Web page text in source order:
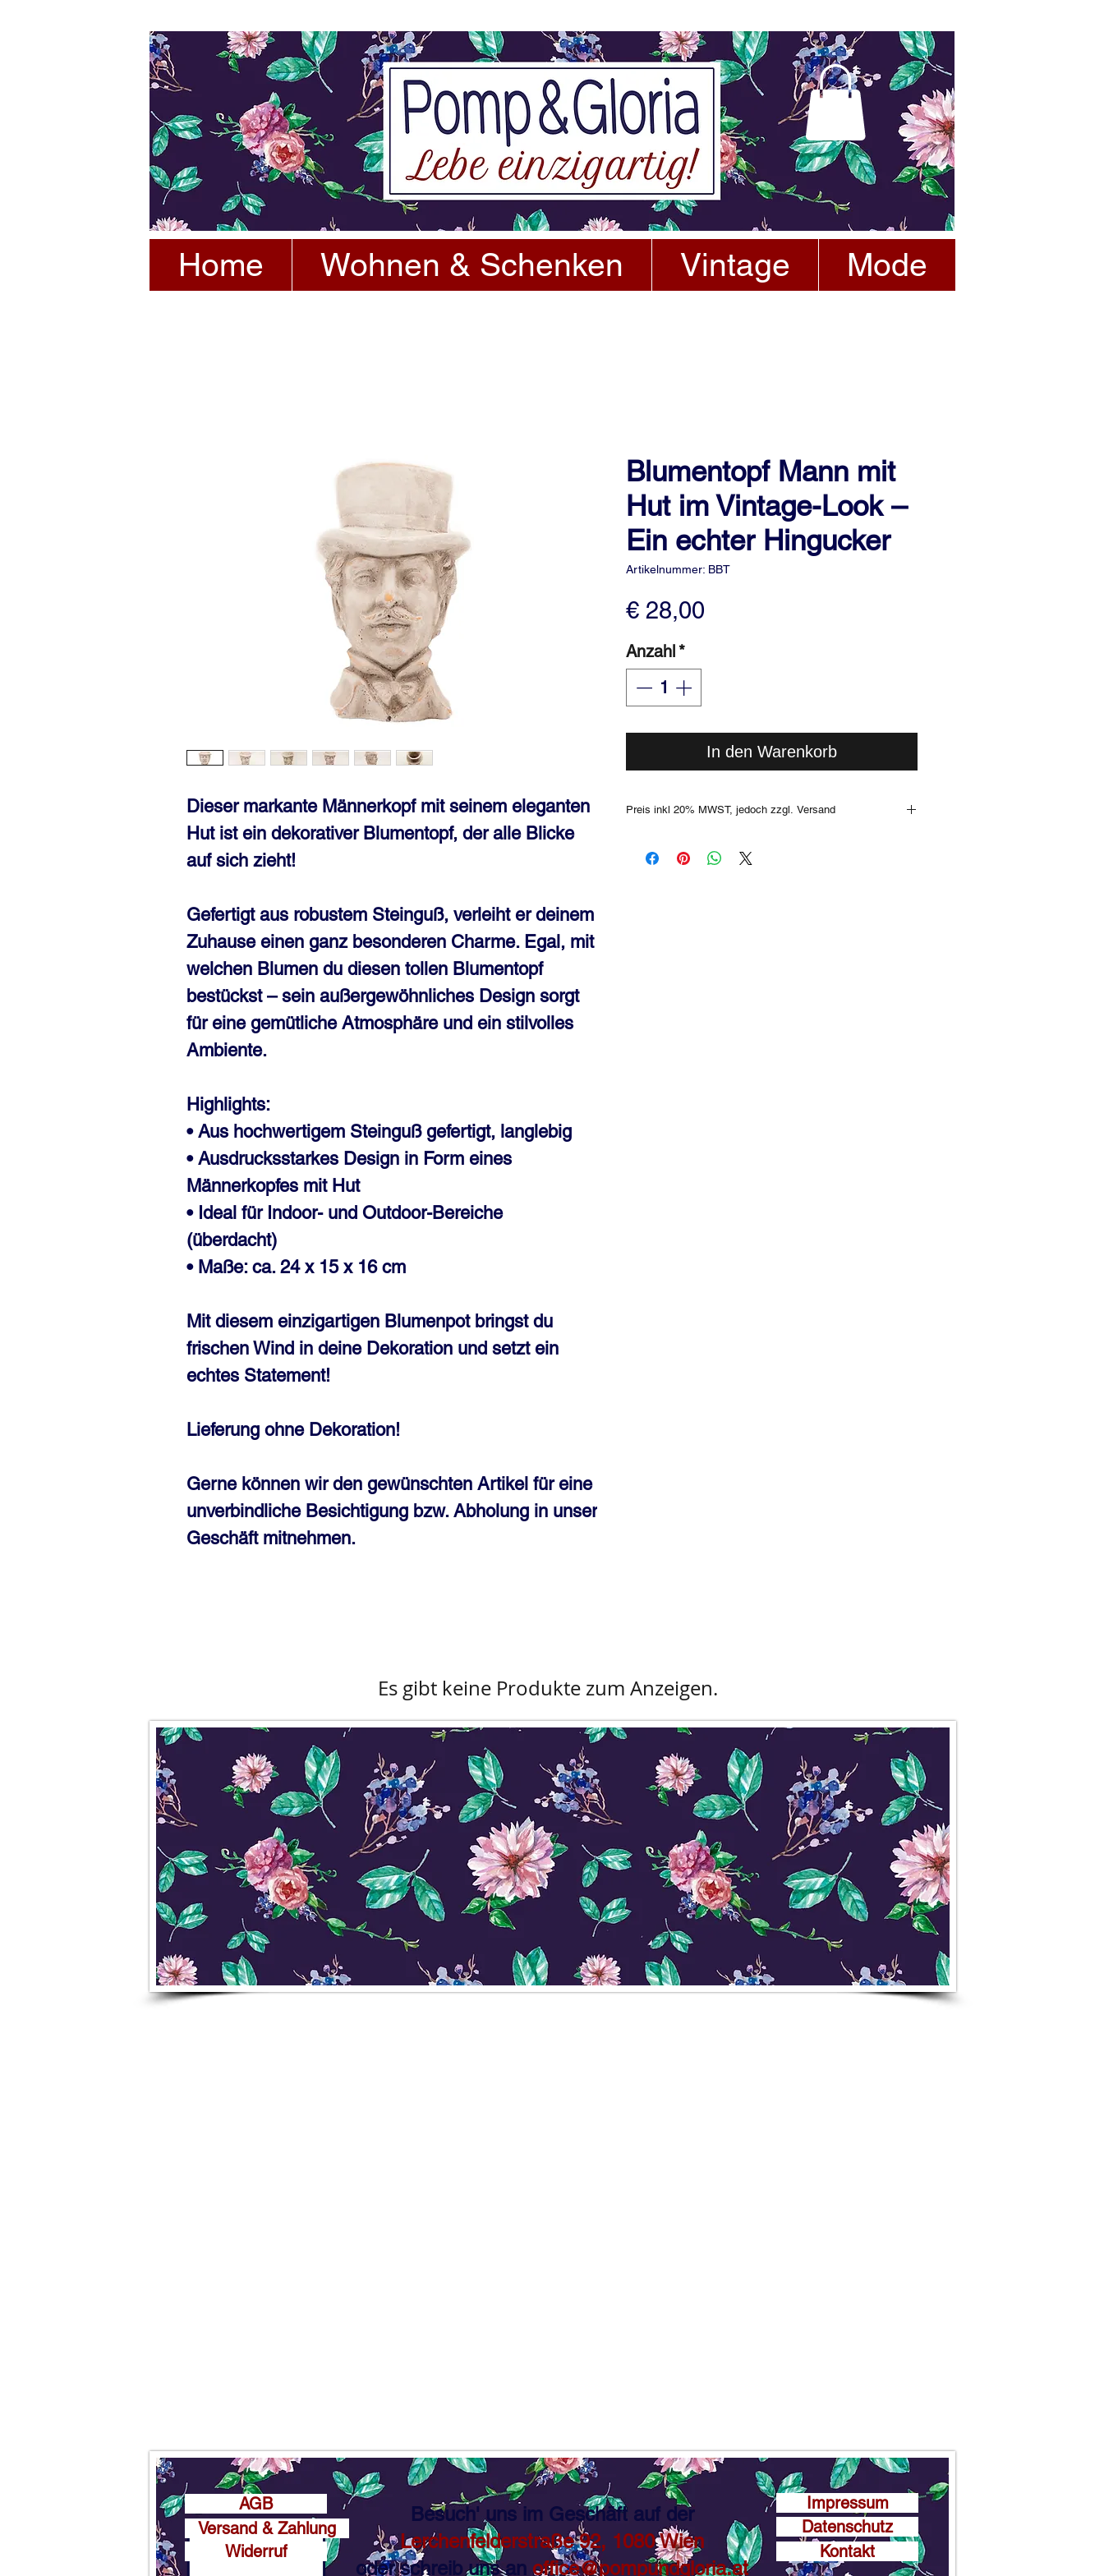
Home Wohnen & Schenken Vintage Mode
Dieser markante Männerkopf mit seinem eleganten
Hut ist ein dekorativer Blumentopf, der alle Blicke
auf sich zieht!
Gefertigt aus robustem Steinguß, verleiht er deinem
Zuhause einen ganz besonderen Charme. Egal, mit
welchen Blumen du diesen tollen Blumentopf
bestückst – sein außergewöhnliches Design sorgt
für eine gemütliche Atmosphäre und ein stilvolles
Ambiente.
Highlights:
• Aus hochwertigem Steinguß gefertigt, langlebig
• Ausdrucksstarkes Design in Form eines
Männerkopfes mit Hut
• Ideal für Indoor- und Outdoor-Bereiche
(überdacht)
• Maße: ca. 24 x 15 x 16 cm
Mit diesem einzigartigen Blumenpot bringst du
frischen Wind in deine Dekoration und setzt ein
echtes Statement!
Lieferung ohne Dekoration!
Gerne können wir den gewünschten Artikel für eine
unverbindliche Besichtigung bzw. Abholung in unser
Geschäft mitnehmen.
Blumentopf Mann mit
Hut im Vintage-Look –
Ein echter Hingucker
Artikelnummer: BBT
€ 28,00
Anzahl*
In den Warenkorb
Preis inkl 20% MWST, jedoch zzgl. Versand
Es gibt keine Produkte zum Anzeigen.
Besuch' uns im Geschäft auf der
Lerchenfelderstraße 92, 1080 Wien
oder schreib uns an office@pompundgloria.at
AGB
Versand & Zahlung
Widerruf
Datenschutz
Impressum
Kontakt